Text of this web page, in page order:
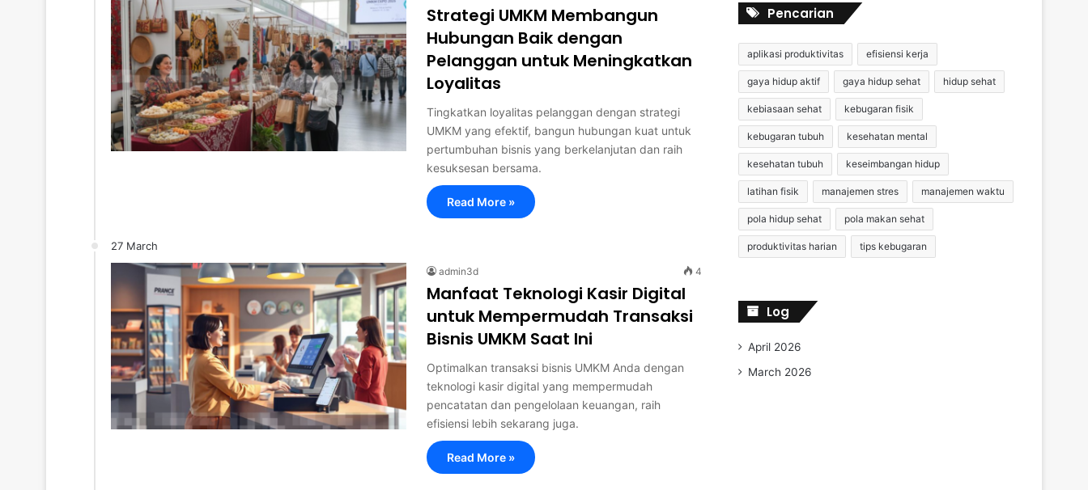
Strategi UMKM Membangun
Hubungan Baik dengan
Pelanggan untuk Meningkatkan
Loyalitas
Tingkatkan loyalitas pelanggan dengan strategi
UMKM yang efektif, bangun hubungan kuat untuk
pertumbuhan bisnis yang berkelanjutan dan raih
kesuksesan bersama.
Read More »
27 March
admin3d 4
Manfaat Teknologi Kasir Digital
untuk Mempermudah Transaksi
Bisnis UMKM Saat Ini
Optimalkan transaksi bisnis UMKM Anda dengan
teknologi kasir digital yang mempermudah
pencatatan dan pengelolaan keuangan, raih
efisiensi lebih sekarang juga.
Read More »
Pencarian
aplikasi produktivitas efisiensi kerja
gaya hidup aktif gaya hidup sehat hidup sehat
kebiasaan sehat kebugaran fisik
kebugaran tubuh kesehatan mental
kesehatan tubuh keseimbangan hidup
latihan fisik manajemen stres manajemen waktu
pola hidup sehat pola makan sehat
produktivitas harian tips kebugaran
Log
April 2026
March 2026